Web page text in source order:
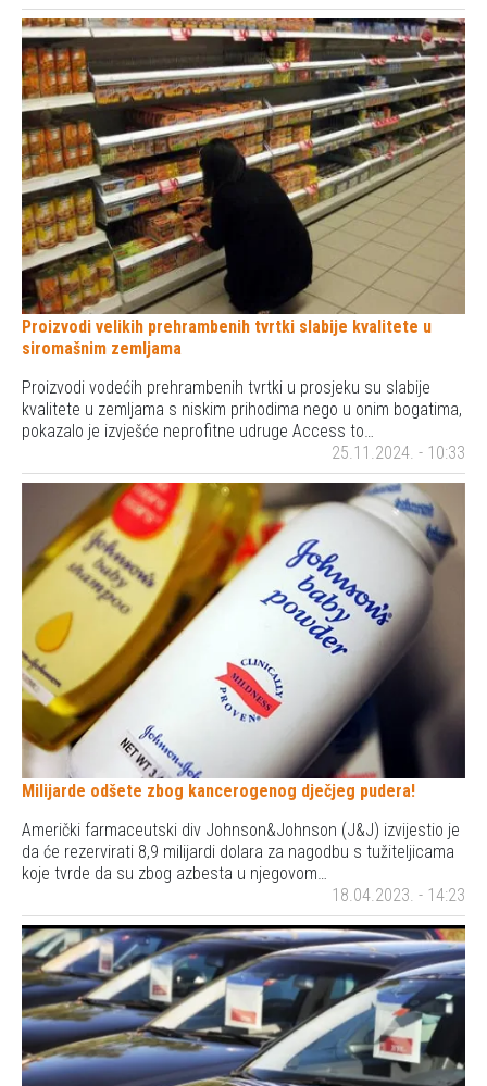
Proizvodi velikih prehrambenih tvrtki slabije kvalitete u
siromašnim zemljama
Proizvodi vodećih prehrambenih tvrtki u prosjeku su slabije
kvalitete u zemljama s niskim prihodima nego u onim bogatima,
pokazalo je izvješće neprofitne udruge Access to…
25.11.2024. - 10:33
Milijarde odšete zbog kancerogenog dječjeg pudera!
Američki farmaceutski div Johnson&Johnson (J&J) izvijestio je
da će rezervirati 8,9 milijardi dolara za nagodbu s tužiteljicama
koje tvrde da su zbog azbesta u njegovom…
18.04.2023. - 14:23